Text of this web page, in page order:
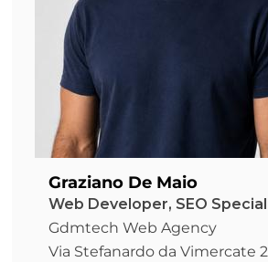
Graziano De Maio
Web Developer, SEO
Gdmtech Web Agency
Via Stefanardo da Vimercate